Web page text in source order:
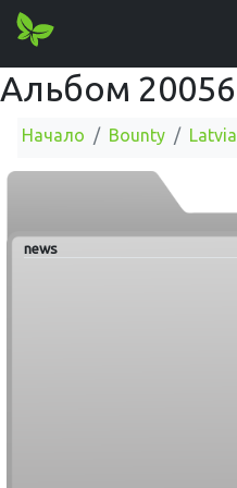
Альбом 20056
Начало Bounty Latvia
news